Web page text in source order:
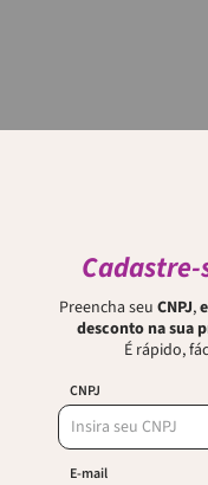
Cadastre-
Preencha seu CNPJ,
desconto na sua
É rápido,
CNPJ
E-mail
proporcionando...
Faça login para